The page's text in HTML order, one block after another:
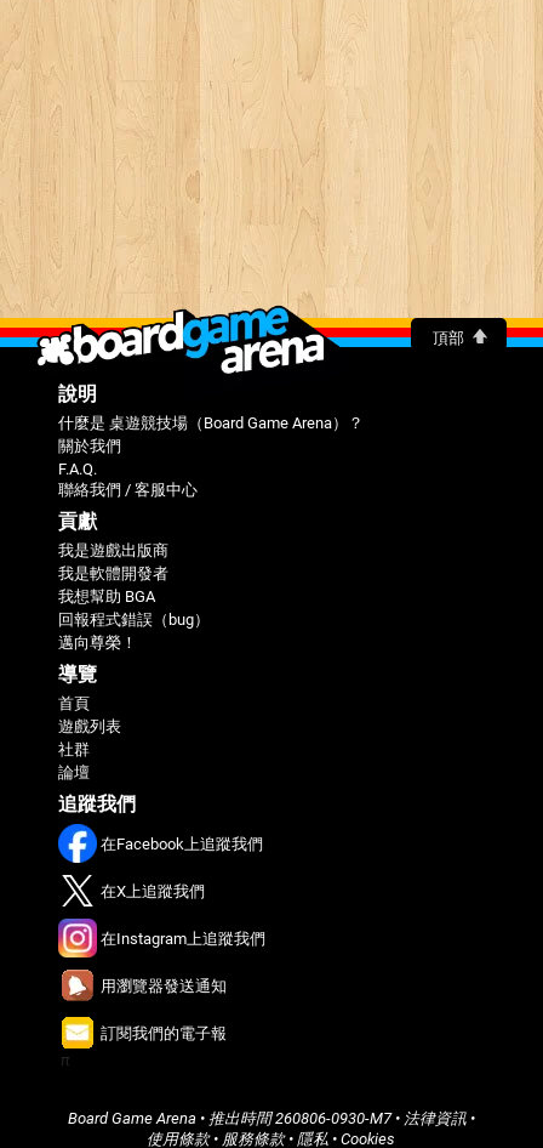
頂部
說明
什麼是 桌遊競技場（Board Game Arena）？
關於我們
F.A.Q.
聯絡我們 / 客服中心
貢獻
我是遊戲出版商
我是軟體開發者
我想幫助 BGA
回報程式錯誤（bug）
邁向尊榮！
導覽
首頁
遊戲列表
社群
論壇
追蹤我們
在Facebook上追蹤我們
在X上追蹤我們
在Instagram上追蹤我們
用瀏覽器發送通知
訂閱我們的電子報
Board Game Arena • 推出時間260806-0930-M7• 法律資訊•
使用條款• 服務條款•隱私 •Cookies
π